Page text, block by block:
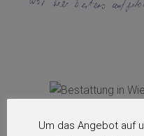
Um das Angebot auf